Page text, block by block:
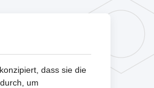
dass sie die
um